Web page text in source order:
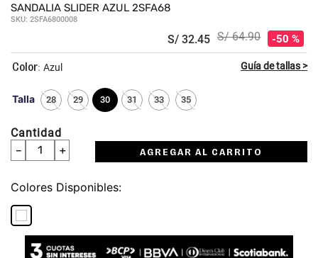
SANDALIA SLIDER AZUL 2SFA68
SKU: 2SFA6800008
S/ 32.45 S/ 64.90 50 %
Talla 28 29 30 31 33 35
: Azul
Cantidad
＋
－ AGREGAR AL CARRITO
Colores